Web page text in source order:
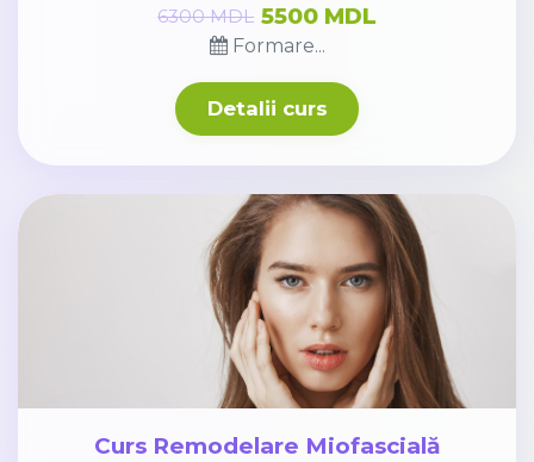
Formare...
6300 MDL 5500 MDL
Detalii curs
Curs Remodelare Miofascială